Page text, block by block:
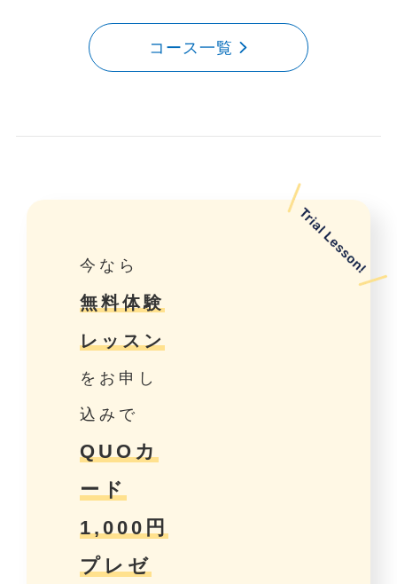
コース一覧
今なら
無料体験
レッスン
をお申し
込みで
QUOカ
ード
1,000円
プレゼ